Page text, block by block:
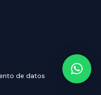
de datos